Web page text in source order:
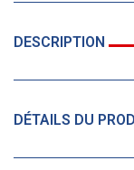
DESCRIPTION
DÉTAILS DU